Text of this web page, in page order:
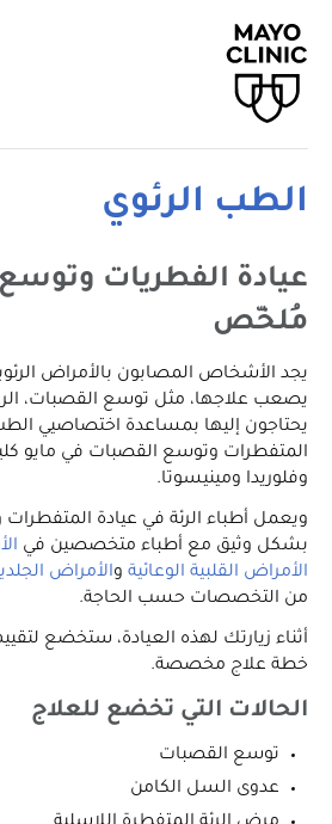
الطب الرئوي
عيادة الفطريات
مُلخّص
يجد الأشخاص المصابون بالأمراض
يصعب علاجها، مثل توسع القصبات،
يحتاجون إليها بمساعدة اختصاصيي
المتفطرات وتوسع القصبات في مايو
وفلوريدا ومينيسوتا.
ويعمل أطباء الرئة في عيادة
بشكل وثيق مع أطباء متخصصين في
الأمراض القلبية الوعائية والأمراض
من التخصصات حسب الحاجة.
أثناء زيارتك لهذه العيادة، ستخضع
خطة علاج مخصصة.
الحالات التي تخضع للعلاج
توسع القصبات
عدوى السل الكامن